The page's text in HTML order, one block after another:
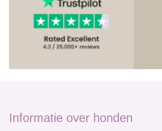
Informatie over honden